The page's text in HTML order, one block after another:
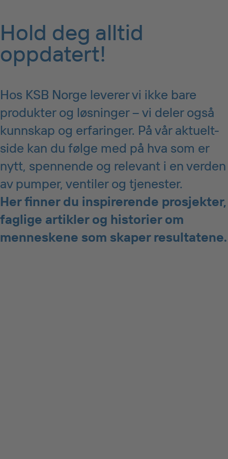
Hold deg alltid
oppdatert!
Hos KSB Norge leverer vi ikke bare
produkter og løsninger – vi deler også
kunnskap og erfaringer. På vår aktuelt-
side kan du følge med på hva som er
nytt, spennende og relevant i en verden
av pumper, ventiler og tjenester.
Her finner du inspirerende prosjekter,
faglige artikler og historier om
menneskene som skaper resultatene.